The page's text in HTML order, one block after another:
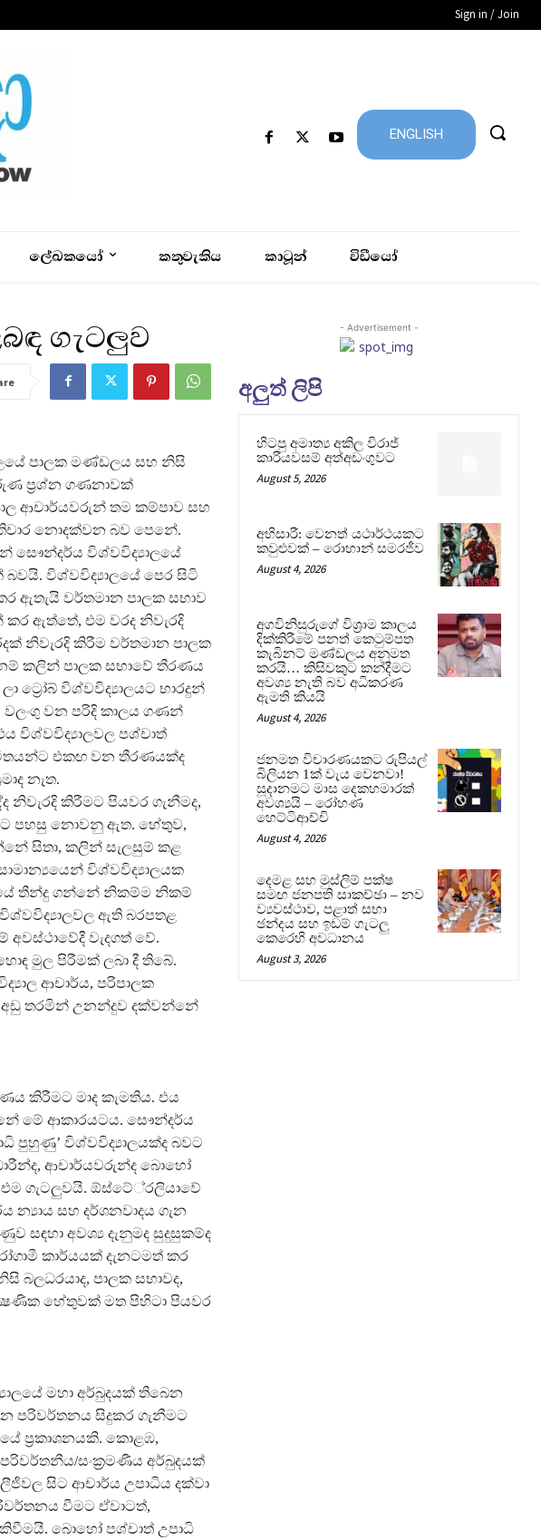
Sign in / Join
ENGLISH
ලේඛකයෝ කතුවැකිය කාටූන් විඩීයෝ
ගැටලුව
පාලක මණ්ඩලය සහ නිසි
ප්‍රශ්න ගණනාවක්
ආචාර්යවරුන් තම කම්පාව සහ
නොදක්වන බව පෙනේ.
සෞන්දර්ය විශ්වවිද්‍යාලයේ
විශ්වවිද්‍යාලයේ පෙර සිටි
ඇතැයි වර්තමාන පාලක සභාව
ඇත්තේ, එම වරද නිවැරදි
නිවැරදි කිරීම වර්තමාන පාලක
කලින් පාලක සභාවේ තීරණය
ට්‍රෝබ් විශ්වවිද්‍යාලයට භාරදුන්
වලංගු වන පරිදි කාලය ගණන්
විශ්වවිද්‍යාලවල පශ්චාත්
එකඟ වන තීරණයක්ද
නැත.
නිවැරදි කිරීමට පියවර ගැනීමද,
පහසු නොවනු ඇත. හේතුව,
සිතා, කලින් සැලසුම් කළ
විශ්වවිද්‍යාලයක
තීන්දු ගන්නේ නිකම්ම නිකම්
ඇති බරපතළ
අවස්ථාවේදී වැදගත් වේ.
මුල පිරීමක් ලබා දී තිබේ.
ආචාර්ය, පරිපාලක
අඩු තරමින් උනන්දුව දක්වන්නේ
කිරීමට මාද කැමතිය. එය
මේ ආකාරයටය. සෞන්දර්ය
පුහුණු’ විශ්වවිද්‍යාලයක්ද බවට
ආචාර්යවරුන්ද බොහෝ
ගැටලුවයි. ඕස්ටේ්‍රලියාවේ
න්‍යාය සහ දර්ශනවාදය ගැන
සඳහා අවශ්‍ය දැනුමද සුදුසුකම්ද
කාර්යයක් දැනටමත් කර
බලධරයාද, පාලක සභාවද,
හේතුවක් මත පිහිටා පියවර
මහා අර්බුදයක් තිබෙන
පරිවර්තනය සිදුකර ගැනීමට
ප්‍රකාශනයකි. කොළඹ,
පරිවර්තනීය/සංක්‍රමණීය අර්බුදයක්
සිට ආචාර්ය උපාධිය දක්වා
වීමට ඒවාටත්,
බොහෝ පශ්චාත් උපාධි
- Advertisement -
අලුත් ලිපි
හිටපු අමාත්‍ය අකිල විරාජ්
කාරියවසම් අත්අඩංගුවට
August 5, 2026
අභිසාරී: වෙනත් යථාර්ථයකට
කවුළුවක් – රොහාන් සමරජීව
August 4, 2026
අගවිනිසුරුගේ විශ්‍රාම කාලය
දික්කිරීමේ පනත් කෙටුම්පත
කැබිනට් මණ්ඩලය අනුමත
කරයි… කිසිවකුට කන්දීමට
අවශ්‍ය නැති බව අධිකරණ
ඇමති කියයි
August 4, 2026
ජනමත විචාරණයකට රුපියල්
බිලියන 1ක් වැය වෙනවා!
සූදානමට මාස දෙකහමාරක්
අවශ්‍යයි – රෝහණ
හෙට්ටිආච්චි
August 4, 2026
දෙමළ සහ මුස්ලිම් පක්ෂ
සමඟ ජනපති සාකච්ඡා – නව
ව්‍යවස්ථාව, පළාත් සභා
ඡන්දය සහ ඉඩම් ගැටලු
කෙරෙහි අවධානය
August 3, 2026